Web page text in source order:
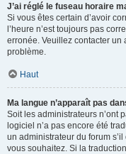
J’ai réglé le fuseau horaire
Si vous êtes certain d’avoir
l’heure n’est toujours pas
erronée. Veuillez contacter un
problème.
Haut
Ma langue n’apparaît pas
Soit les administrateurs n’ont
logiciel n’a pas encore été
un administrateur du forum
vous souhaitez. Si la